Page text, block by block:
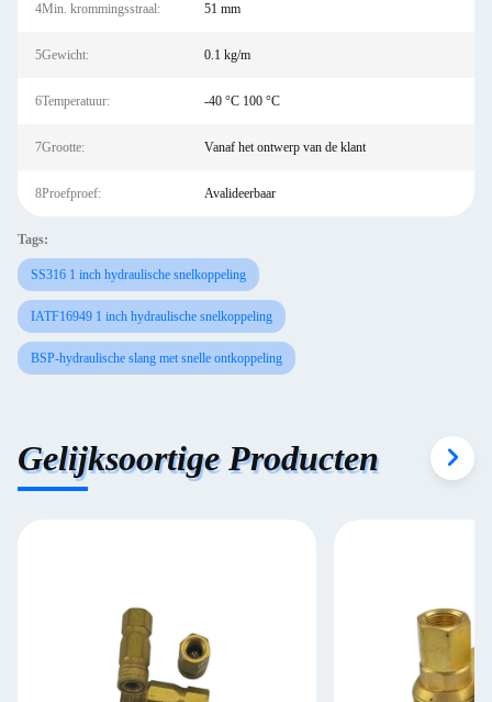
4Min. krommingsstraal: 51 mm
5Gewicht: 0.1 kg/m
6Temperatuur: -40 °C 100 °C
7Grootte: Vanaf het ontwerp van de klant
8Proefproef: Avalideerbaar
Tags:
SS316 1 inch hydraulische snelkoppeling
IATF16949 1 inch hydraulische snelkoppeling
BSP-hydraulische slang met snelle ontkoppeling
Gelijksoortige Producten